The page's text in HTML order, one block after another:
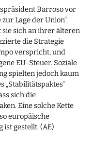
Barroso vor
Lage der Union“.
sich an ihrer älteren
die Strategie
verspricht, und
EU-Steuer. Soziale
spielten jedoch kaum
„Stabilitätspaktes“
sich die
Eine solche Kette
europäische
gestellt. (AE)